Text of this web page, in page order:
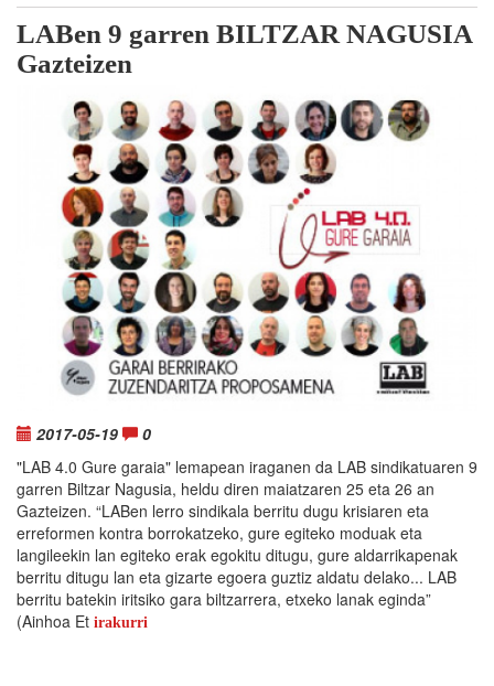
LABen 9 garren BILTZAR NAGUSIA
Gazteizen
2017-05-19
0
"LAB 4.0 Gure garaia" lemapean iraganen da LAB sindikatuaren 9
garren Biltzar Nagusia, heldu diren maiatzaren 25 eta 26 an
Gazteizen. “LABen lerro sindikala berritu dugu krisiaren eta
erreformen kontra borrokatzeko, gure egiteko moduak eta
langileekin lan egiteko erak egokitu ditugu, gure aldarrikapenak
berritu ditugu lan eta gizarte egoera guztiz aldatu delako... LAB
berritu batekin iritsiko gara biltzarrera, etxeko lanak eginda”
(Ainhoa Et irakurri